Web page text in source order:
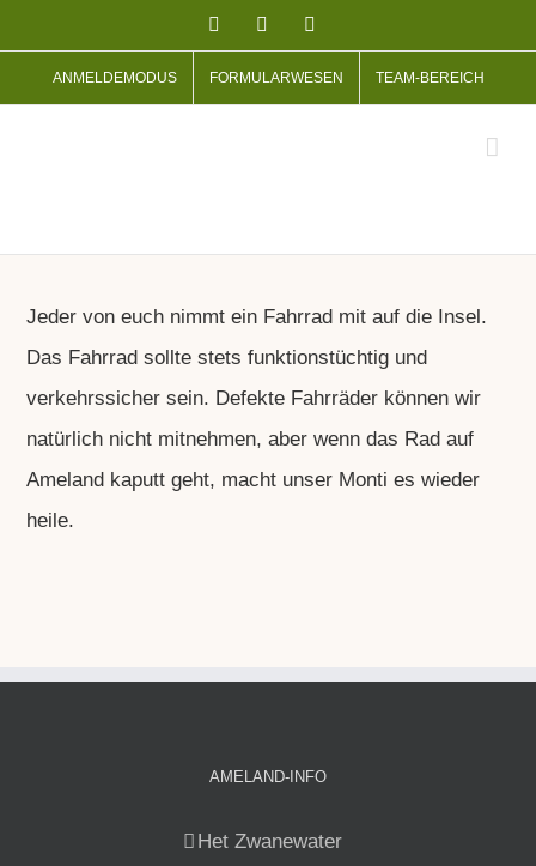
Inhalt
springen
FacebookFacebook
ANMELDEMODUS FORMULARWESEN TEAM-BEREICH
Jeder von euch nimmt ein Fahrrad mit auf die Insel.
Das Fahrrad sollte stets funktionstüchtig und
verkehrssicher sein. Defekte Fahrräder können wir
natürlich nicht mitnehmen, aber wenn das Rad auf
Ameland kaputt geht, macht unser Monti es wieder
heile.
AMELAND-INFO
Het Zwanewater